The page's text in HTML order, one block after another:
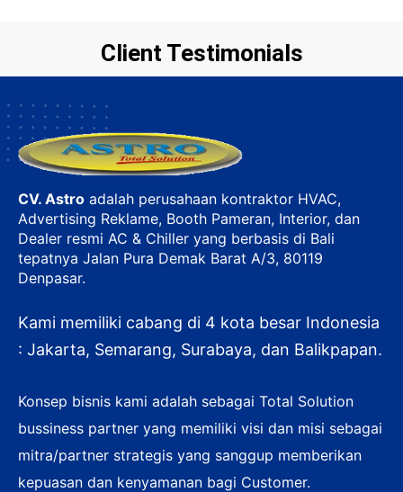
Client Testimonials
CV. Astro adalah perusahaan kontraktor HVAC,
Advertising Reklame, Booth Pameran, Interior, dan
Dealer resmi AC & Chiller yang berbasis di Bali
tepatnya Jalan Pura Demak Barat A/3, 80119
Denpasar.
Kami memiliki cabang di 4 kota besar Indonesia
: Jakarta, Semarang, Surabaya, dan Balikpapan.
Konsep bisnis kami adalah sebagai Total Solution
bussiness partner yang memiliki visi dan misi sebagai
mitra/partner strategis yang sanggup memberikan
kepuasan dan kenyamanan bagi Customer.